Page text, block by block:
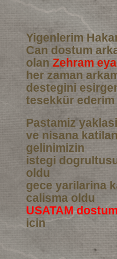
Yigenlerim
Can dostum
olan Zehram
her zaman
destegini
tesekkür ederim
Pastamiz
ve nisana
gelinimizin
istegi
oldu
gece yarilarina
calisma oldu
USATAM dostum
icin